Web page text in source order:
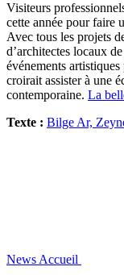
Visiteurs
cette année pour faire
Avec tous les projets
d’architectes locaux
événements
croirait assister à une
contemporaine. La
Texte : Bilge Ar,
NewsAccueil